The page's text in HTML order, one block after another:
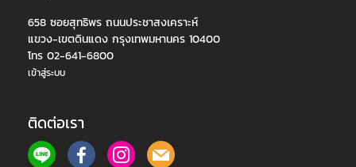
658 ซอยสุทธิพร ถนนประชาสงเคราะห์
แขวง-เขตดินแดง กรุงเทพมหานคร 10400
โทร 02-641-6800
เข้าสู่ระบบ
ติดต่อเรา